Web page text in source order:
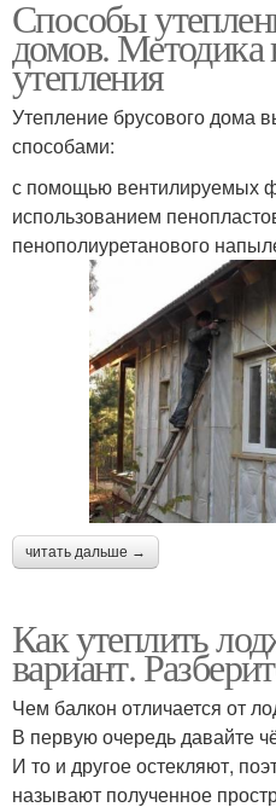
Способы
домов. Методика
утепления
Утепление брусового дома
способами:
с помощью вентилируемых
использованием
пенополиуретанового
читать дальше →
Как утеплить
вариант.
Чем балкон отличается от
В первую очередь давайте
И то и другое остекляют,
называют полученное